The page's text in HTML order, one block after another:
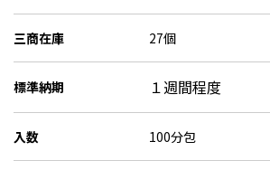
三商在庫 27個
標準納期 １週間程度
入数 100分包